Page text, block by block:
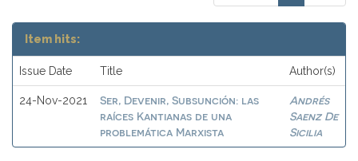
Item hits:
Issue Date Title Author(s)
24-Nov-2021
Ser, Devenir, Subsunción: las
raíces Kantianas de una
problemática Marxista
Andrés
Saenz De
Sicilia